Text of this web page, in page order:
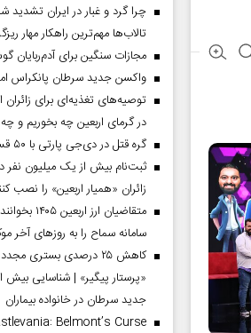
چرا گرد و غبار در ایران تشدید
تالاب‌ها مهم‌ترین راهکار مهار
مجازات سنگین برای آدم‌ربایان
واکسن جدید سرطان پانکراس
در گرمای اربعین چه بخوریم و
گره قتل در دی‌جی پارتی با ۵۰ قسم باز می‌شود
ثبت‌نام بیش از یک میلیون نفر
زائران «همیار اربعین» را نصب
متقاضیان ارز
سامانه سماح را به روز‌های آخر
کاهش ۲۵ درصدی بستری
جدید سرطان در خانواده بیماران